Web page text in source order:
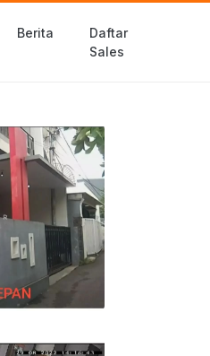
Berita
Daftar
Sales